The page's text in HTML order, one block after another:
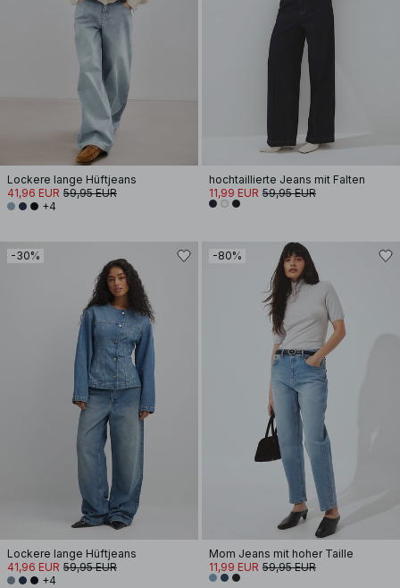
Lockere lange Hüftjeans
41,96 EUR 59,95 EUR
+4
hochtaillierte Jeans mit Falten
11,99 EUR 59,95 EUR
-30%
Lockere lange Hüftjeans
41,96 EUR 59,95 EUR
+4
-80%
Mom Jeans mit hoher Taille
11,99 EUR 59,95 EUR